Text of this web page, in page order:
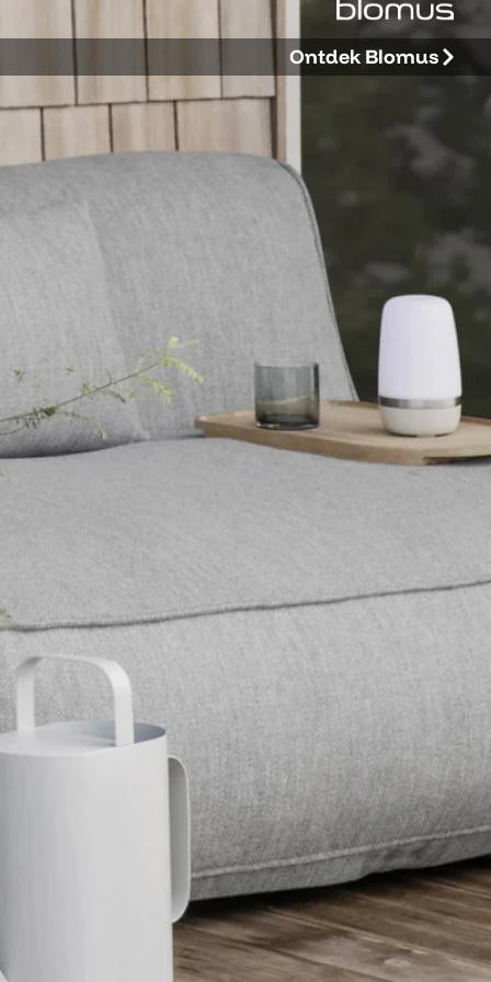
Ontdek Blomus